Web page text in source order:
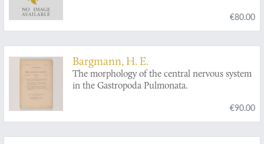
€80.00
Bargmann, H. E.
The morphology of the central nervous system
in the Gastropoda Pulmonata.
€90.00